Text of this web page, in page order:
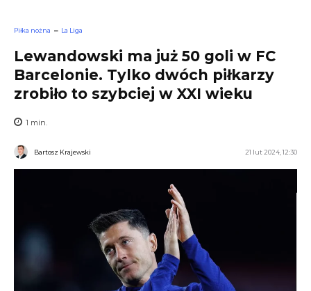
Piłka nożna La Liga
Lewandowski ma już 50 goli w FC
Barcelonie. Tylko dwóch piłkarzy
zrobiło to szybciej w XXI wieku
1 min.
Bartosz Krajewski 21 lut 2024, 12:30